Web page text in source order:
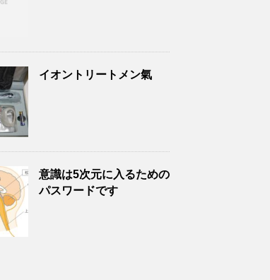
イオントリートメン氣
意識は5次元に入るための
パスワードです